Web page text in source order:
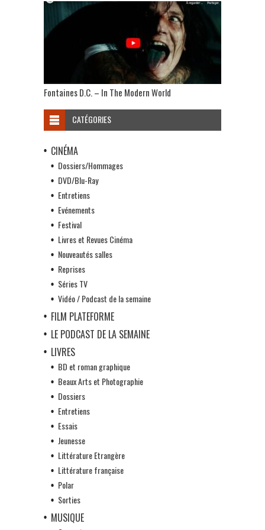
Fontaines D.C. – In The Modern World
CATÉGORIES
CINÉMA
Dossiers/Hommages
DVD/Blu-Ray
Entretiens
Evénements
Festival
Livres et Revues Cinéma
Nouveautés salles
Reprises
Séries TV
Vidéo / Podcast de la semaine
FILM PLATEFORME
LE PODCAST DE LA SEMAINE
LIVRES
BD et roman graphique
Beaux Arts et Photographie
Dossiers
Entretiens
Essais
Jeunesse
Littérature Etrangère
Littérature française
Polar
Sorties
MUSIQUE